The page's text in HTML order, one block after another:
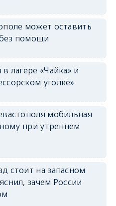
может оставить
помощи
лагере «Чайка» и
уголке»
мобильная
при утреннем
стоит на запасном
зачем России